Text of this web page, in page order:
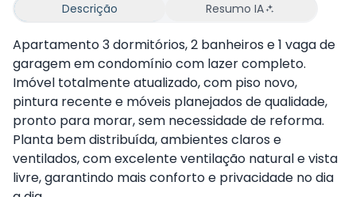
Descrição Resumo IA
Apartamento 3 dormitórios, 2 banheiros e 1 vaga de
garagem em condomínio com lazer completo.
Imóvel totalmente atualizado, com piso novo,
pintura recente e móveis planejados de qualidade,
pronto para morar, sem necessidade de reforma.
Planta bem distribuída, ambientes claros e
ventilados, com excelente ventilação natural e vista
livre, garantindo mais conforto e privacidade no dia